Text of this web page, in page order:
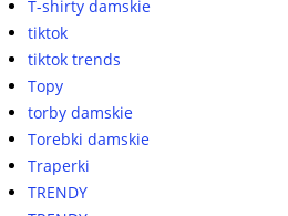
T-shirty damskie
tiktok
tiktok trends
Topy
torby damskie
Torebki damskie
Traperki
TRENDY